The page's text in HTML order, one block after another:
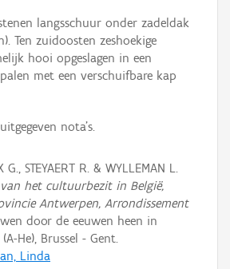
langsschuur onder zadeldak
Ten zuidoosten zeshoekige
hooi opgeslagen in een
met een verschuifbare kap
nota's.
G., STEYAERT R. & WYLLEMAN L.
het cultuurbezit in België,
Antwerpen, Arrondissement
door de eeuwen heen in
He), Brussel - Gent.
Linda